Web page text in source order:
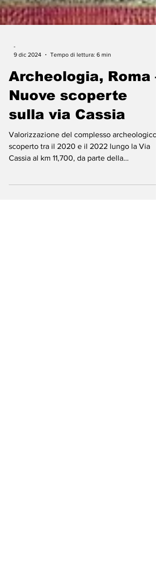
-
9 dic 2024
Tempo di lettura: 6 min
Archeologia, Roma –
Nuove scoperte
sulla via Cassia
Valorizzazione del complesso archeologico